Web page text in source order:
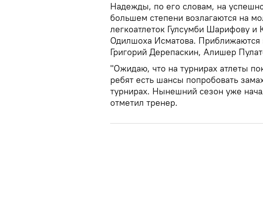
Надежды, по его словам, на
большем степени возлагаются на
легкоатлеток Гулсумби Шарифову
Одилшоха Исматова. Приближаются
Григорий Дерепаскин, Алишер
"Ожидаю, что на турнирах атлеты
ребят есть шансы попробовать
турнирах. Нынешний сезон уже
отметил тренер.